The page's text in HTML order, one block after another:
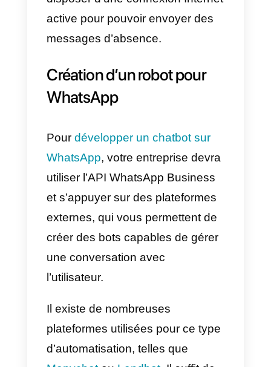
4) Appuyez sur Destinataires et
choisissez l’une des options
suivantes : tout le monde, tout le
monde qui n’est pas dans le
sauf les personnes que vous
sélectionnez, ou envoyer
uniquement aux contacts
sélectionnés.
8) Appuyez sur Enregistrer.
à eux, vous permettent d’envoyer
des messages automatiques